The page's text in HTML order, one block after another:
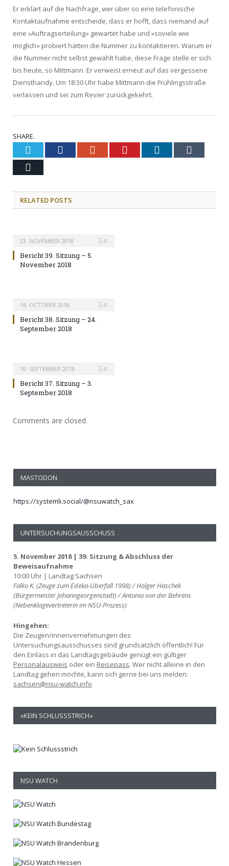
Er erklärt auf die Nachfrage, wer über so eine telefonische
Kontaktaufnahme entscheide, dass er hofft, dass niemand auf
eine »Auftragserteilung« gewartet habe und »soviele wie
möglich« probiert hätten die Nummer zu kontaktieren. Warum er
die Nummer nicht selbst gewählt habe, diese Frage stelle er sich
bis heute, so Mittmann. Er verweist erneut auf das vergessene
Diensthandy. Um 18:30 Uhr habe Mittmann die Frühlingsstraße
verlassen und sei zum Revier zurückgekehrt.
SHARE.
Twitter Facebook Google+ Pinterest LinkedIn
RELATED POSTS
23. NOVEMBER 2018 0
Bericht 39. Sitzung – 5.
November 2018
16. OCTOBER 2018 0
Bericht 38. Sitzung – 24.
September 2018
10. SEPTEMBER 2018 0
Bericht 37. Sitzung – 3.
September 2018
Comments are closed.
MASTODON
https://systemli.social/@nsuwatch_sax
UNTERSUCHUNGSAUSSCHUSS
5. November 2018 | 39. Sitzung & Abschluss der
Beweisaufnahme
10:00 Uhr | Landtag Sachsen
Falko K. (Zeuge zum Edeka-Überfall 1998) / Holger Haschek
(Bürgermeister Johanngeorgenstadt) / Antonia von der Behrens
(Nebenklagevertreterin im NSU-Prozess)
Hingehen:
Die Zeugen/innenvernehmungen des
Untersuchungsausschusses sind grundsätzlich öffentlich! Für
den Einlass in das Landtagsgebäude genügt ein gültiger
Personalausweis oder ein Reisepass. Wer nicht alleine in den
Landtag gehen möchte, kann sich gerne bei uns melden:
sachsen@nsu-watch.info
»KEIN SCHLUSSSTRICH«
NSU WATCH